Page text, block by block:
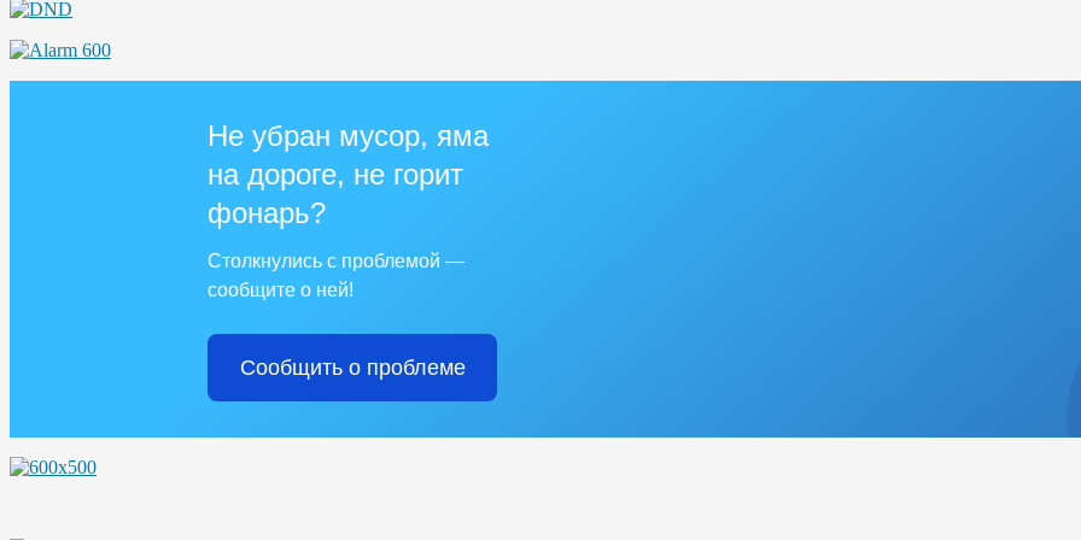
Не убран мусор, яма
на дороге, не горит
фонарь?
Столкнулись с проблемой —
сообщите о ней!
Сообщить о проблеме